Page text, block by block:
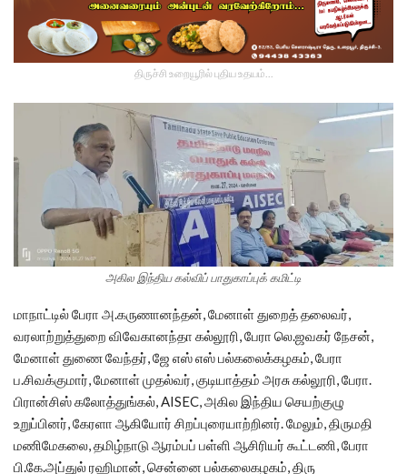
திருச்சி உறையூரில் புதிய உதயம்...
அகில இந்திய கல்விப் பாதுகாப்புக் கமிட்டி
மாநாட்டில் பேரா அ.கருணானந்தன், மேனாள் துறைத் தலைவர்,
வரலாற்றுத்துறை விவேகானந்தா கல்லூரி, பேரா லெ.ஜவகர் நேசன்,
மேனாள் துணை வேந்தர், ஜே எஸ் எஸ் பல்கலைக்கழகம், பேரா
ப.சிவக்குமார், மேனாள் முதல்வர், குடியாத்தம் அரசு கல்லூரி, பேரா.
பிரான்சிஸ் கலோத்துங்கல், AISEC, அகில இந்திய செயற்குழு
உறுப்பினர், கேரளா ஆகியோர் சிறப்புரையாற்றினர். மேலும், திருமதி
மணிமேகலை, தமிழ்நாடு ஆரம்பப் பள்ளி ஆசிரியர் கூட்டணி, பேரா
பி.கே.அப்துல் ரஹிமான், சென்னை பல்கலைகழகம், திரு